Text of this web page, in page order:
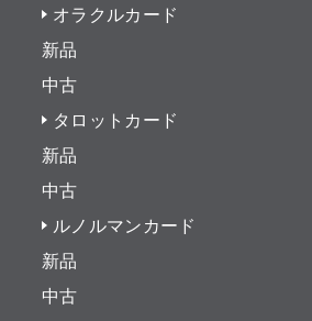
オラクルカード
新品
中古
タロットカード
新品
中古
ルノルマンカード
新品
中古